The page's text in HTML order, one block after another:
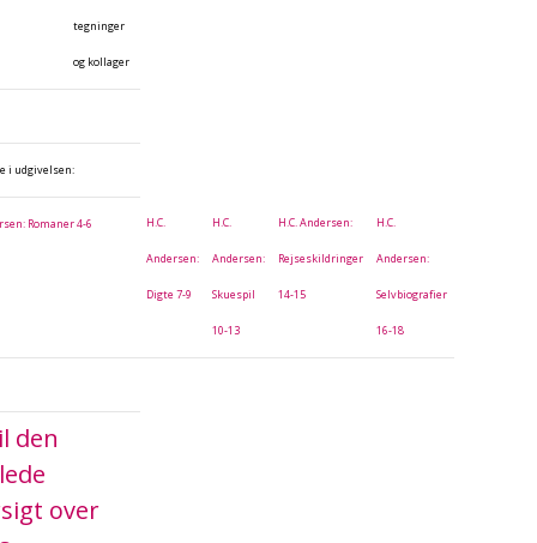
tegninger
og kollager
i udgivelsen:
Romaner 4-6 H.C.
Andersen:
Digte 7-9
H.C.
Andersen:
Skuespil
10-13
H.C. Andersen:
Rejseskildringer
14-15
H.C.
Andersen:
Selvbiografier
16-18
den
over